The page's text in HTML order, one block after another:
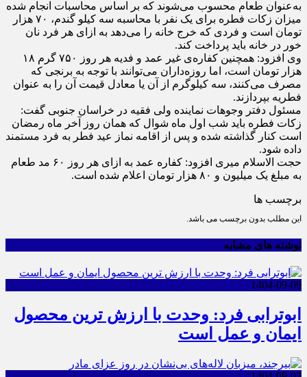
به‌عنوان طعام محسوب می‌شوند که بر اساس محاسبات انجام شده
میزان زکات فطره برای یک نفر با محاسبه سه کیلو گندم، ۷۰ هزار
تومان است و فردی که خرج خانه را می‌دهد به ازای هر فرد نان
خور در خانه باید پرداخت کند.
وی افزود: همچنین کفاره‌ی غیر عمد و فدیه هر روز ۷۵۰ گرم ۱۸
هزار تومان است، اما روزه‌داران می‌توانند با توجه به برنجی که
مصرف می‌کنند، سه کیلوگرم از آن یا معادل قیمت آن را به عنوان
فطریه بپردازند.
مسئول دفتر وجوهات نماینده ولی فقیه در خراسان جنوبی گفت:
زکات فطره باید شب اول ماه شوال که همان روز آخر ماه رمضان
است کنار گذاشته شده و پس از اقامه نماز عید فطر به فرد مستمند
داده شود.
حجت الاسلام میری افزود: کفاره عمد به ازای هر روز ۶۰ مد طعام
به مبلغ یک میلیون و ۸۰ هزار تومان اعلام شده است.
برچسب ها
این مطلب بدون برچسب می باشد.
نوشته های مشابه
1404-09-09
ابوترابی فرد: وحدت با ارزش ترین محصول
ایمان و عمل است